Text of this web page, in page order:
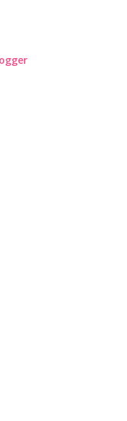
Nghiệp? Livestream